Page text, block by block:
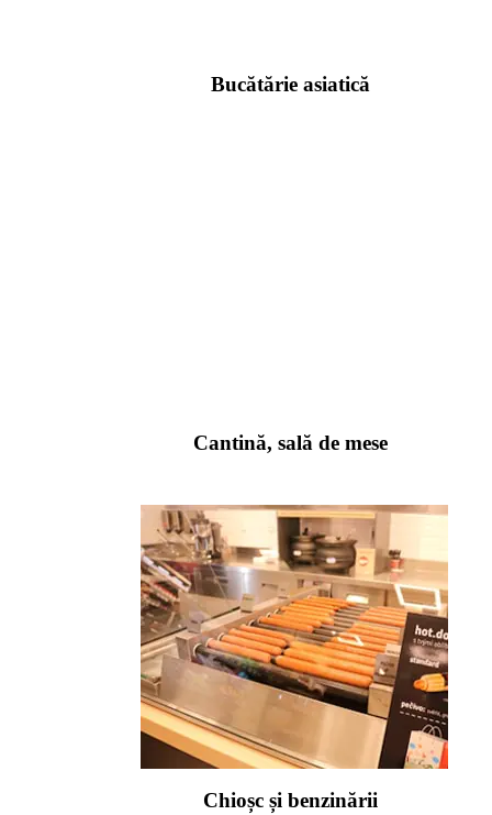
Bucătărie asiatică
Cantină, sală de mese
Chioșc și benzinării